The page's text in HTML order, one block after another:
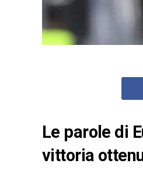
Le parole di
vittoria